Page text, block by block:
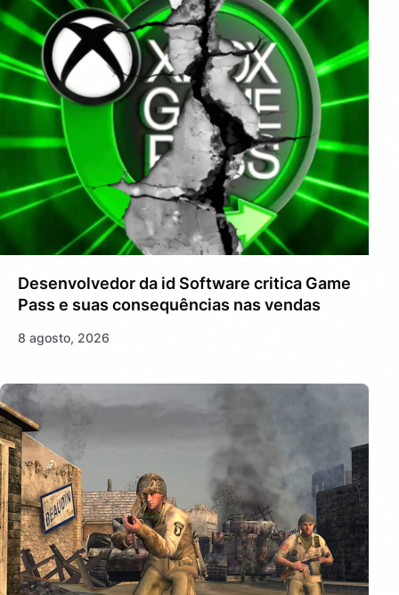
Desenvolvedor da id Software critica Game
Pass e suas consequências nas vendas
8 agosto, 2026